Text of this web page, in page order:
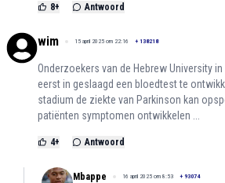
8+ Antwoord
wim 15 april 2025 om 22:16 + 138218
Onderzoekers van de Hebrew University
eerst in geslaagd een bloedtest te
stadium de ziekte van Parkinson kan
patiënten symptomen ontwikkelen ...
4+ Antwoord
Mbappe 16 april 2025 om 8:53 + 93074